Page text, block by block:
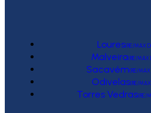
Loures(RE/MAX
Malveira(RE/
Sacavém(RE/
Odivelas(RE/
Torres Vedras(RE/